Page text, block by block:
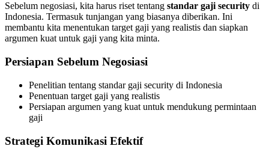
Sebelum negosiasi, kita harus riset tentang standar gaji security di
Indonesia. Termasuk tunjangan yang biasanya diberikan. Ini
membantu kita menentukan target gaji yang realistis dan siapkan
argumen kuat untuk gaji yang kita minta.
Persiapan Sebelum Negosiasi
Penelitian tentang standar gaji security di Indonesia
Penentuan target gaji yang realistis
Persiapan argumen yang kuat untuk mendukung permintaan
gaji
Strategi Komunikasi Efektif